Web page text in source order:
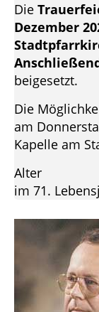
Die
Dezember
beigesetzt.
Die
am
Kapelle am
Alter
im 71.